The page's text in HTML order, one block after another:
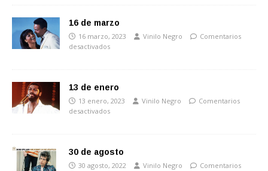
16 de marzo
16 marzo, 2023 Vinilo Negro
Comentarios
desactivados
13 de enero
13 enero, 2023 Vinilo Negro
Comentarios
desactivados
30 de agosto
30 agosto, 2022 Vinilo Negro Comentarios